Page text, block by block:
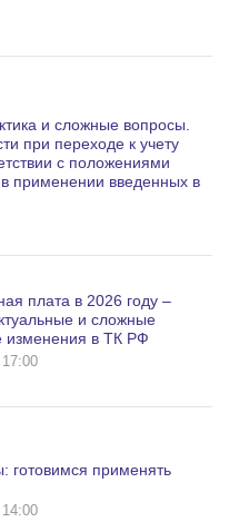
и сложные вопросы.
при переходе к учету
с положениями
применении введенных в
плата в 2026 году –
и сложные
в ТК РФ
готовимся применять